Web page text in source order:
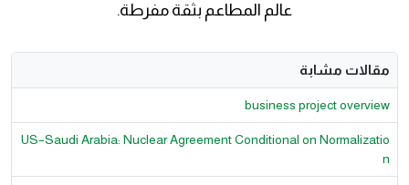
عالم المطاعم بثقة مفرطة.
مقالات مشابة
business project overview
US–Saudi Arabia: Nuclear Agreement Conditional on Normalizatio
n